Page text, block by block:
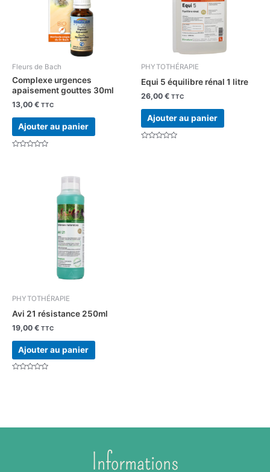
Fleurs de Bach
Complexe urgences
apaisement gouttes 30ml
13,00 € TTC
Ajouter au panier
PHYTOTHÉRAPIE
Equi 5 équilibre rénal 1 litre
26,00 € TTC
Ajouter au panier
PHYTOTHÉRAPIE
Avi 21 résistance 250ml
19,00 € TTC
Ajouter au panier
Informations